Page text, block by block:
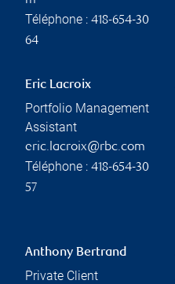
Téléphone : 418-654-30
64
Eric Lacroix
Portfolio Management
Assistant
eric.lacroix@rbc.com
Téléphone : 418-654-30
57
Anthony Bertrand
Private Client